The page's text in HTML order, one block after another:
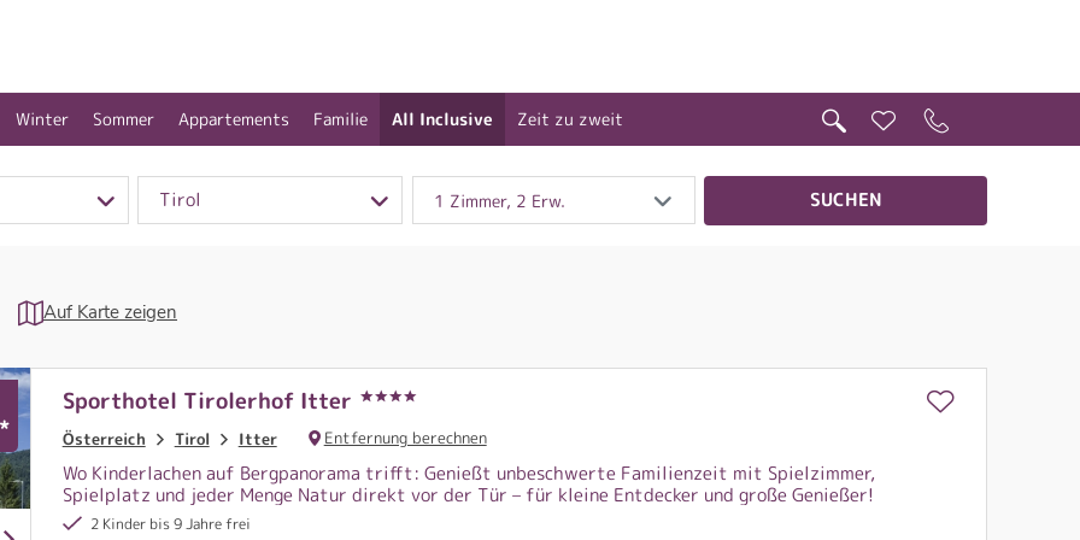
Winter Sommer Appartements Familie All Inclusive Zeit zu zweit
Tirol 1 Zimmer, 2 Erw. SUCHEN
Auf Karte zeigen
Sporthotel Tirolerhof Itter
Österreich Tirol Itter Entfernung berechnen
Wo Kinderlachen auf Bergpanorama trifft: Genießt unbeschwerte Familienzeit mit Spielzimmer,
Spielplatz und jeder Menge Natur direkt vor der Tür – für kleine Entdecker und große Genießer!
2 Kinder bis 9 Jahre frei